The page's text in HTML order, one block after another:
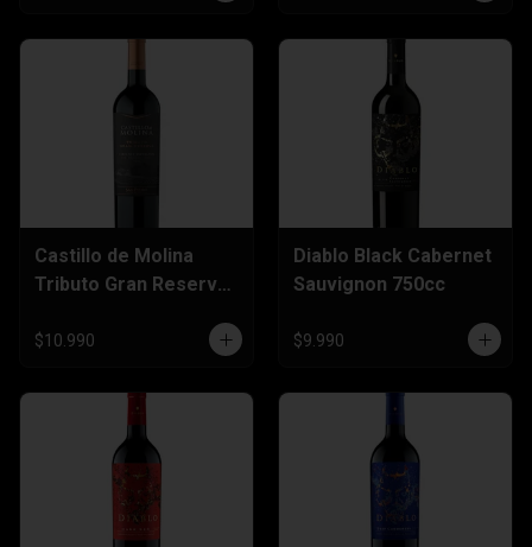
Castillo de Molina
Tributo Gran Reserva
$10.990
Diablo Black Cabernet
Sauvignon 750cc
$9.990